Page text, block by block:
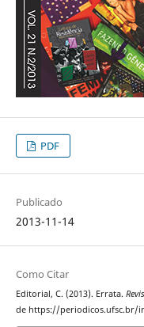
PDF
Publicado
2013-11-14
Como Citar
Editorial, C. (2013). Errata.
de https://periodicos.ufsc.br/